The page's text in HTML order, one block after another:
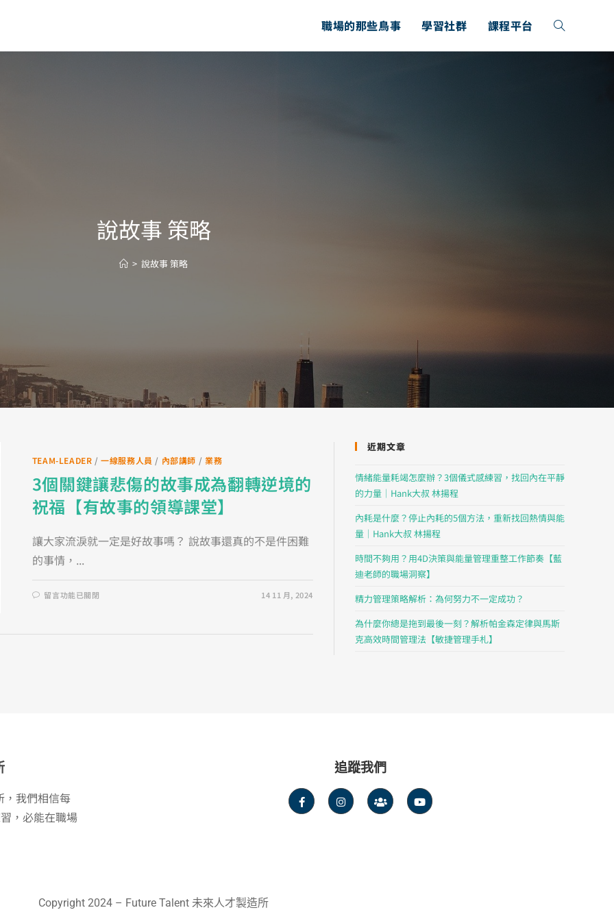
職場的那些鳥事 學習社群 課程平台
說故事 策略
> 說故事 策略
TEAM-LEADER /一線服務人員 / 內部講師 / 業務
3個關鍵讓悲傷的故事成為翻轉逆境的
祝福【有故事的領導課堂】
讓大家流淚就一定是好故事嗎？ 說故事還真的不是件困難
的事情，...
留言功能已關閉 14 11 月, 2024
近期文章
情緒能量耗竭怎麼辦？3個儀式感練習，找回內在平靜
的力量｜Hank大叔 林揚程
內耗是什麼？停止內耗的5個方法，重新找回熱情與能
量｜Hank大叔 林揚程
時間不夠用？用4D決策與能量管理重整工作節奏【藍
迪老師的職場洞察】
精力管理策略解析：為何努力不一定成功？
為什麼你總是拖到最後一刻？解析帕金森定律與馬斯
克高效時間管理法【敏捷管理手札】
我們相信每
，必能在職場
追蹤我們
Copyright 2024 – Future Talent 未來人才製造所